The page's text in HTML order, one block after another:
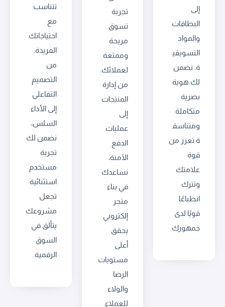
إلى
البطاقات
والمواد
التسويقي
ة. نضمن
لك هوية
بصرية
متكاملة
ومتناسق
ة تعزز من
قوة
علامتك
وتترك
انطباعًا
قويًا لدى
جمهورك.
تجربة
تسوق
مريحة
وممتعة
لعملائك.
من إدارة
المنتجات
إلى
عمليات
الدفع
الآمنة،
نساعدك
في بناء
متجر
إلكتروني
يحقق
أعلى
مستويات
الرضا
والولاء
للعملاء.
تتناسب
مع
احتياجاتك
الفريدة.
من
التصميم
التفاعلي
إلى الأداء
السلس،
نضمن لك
تجربة
مستخدم
استثنائية
تجعل
مشروعك
يتألق في
السوق
الرقمية.